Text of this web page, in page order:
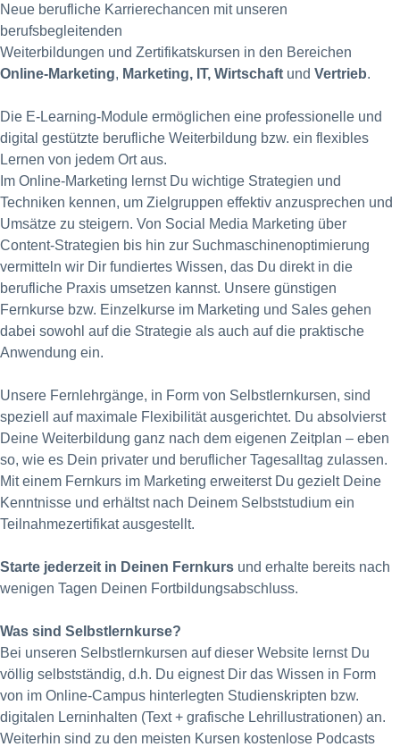
Neue berufliche Karrierechancen mit unseren
berufsbegleitenden
Weiterbildungen und Zertifikatskursen in den Bereichen
Online-Marketing, Marketing, IT, Wirtschaft und Vertrieb.
Die E-Learning-Module ermöglichen eine professionelle und
digital gestützte berufliche Weiterbildung bzw. ein flexibles
Lernen von jedem Ort aus.
Im Online-Marketing lernst Du wichtige Strategien und
Techniken kennen, um Zielgruppen effektiv anzusprechen und
Umsätze zu steigern. Von Social Media Marketing über
Content-Strategien bis hin zur Suchmaschinenoptimierung
vermitteln wir Dir fundiertes Wissen, das Du direkt in die
berufliche Praxis umsetzen kannst. Unsere günstigen
Fernkurse bzw. Einzelkurse im Marketing und Sales gehen
dabei sowohl auf die Strategie als auch auf die praktische
Anwendung ein.
Unsere Fernlehrgänge, in Form von Selbstlernkursen, sind
speziell auf maximale Flexibilität ausgerichtet. Du absolvierst
Deine Weiterbildung ganz nach dem eigenen Zeitplan – eben
so, wie es Dein privater und beruflicher Tagesalltag zulassen.
Mit einem Fernkurs im Marketing erweiterst Du gezielt Deine
Kenntnisse und erhältst nach Deinem Selbststudium ein
Teilnahmezertifikat ausgestellt.
Starte jederzeit in Deinen Fernkurs und erhalte bereits nach
wenigen Tagen Deinen Fortbildungsabschluss.
Was sind Selbstlernkurse?
Bei unseren Selbstlernkursen auf dieser Website lernst Du
völlig selbstständig, d.h. Du eignest Dir das Wissen in Form
von im Online-Campus hinterlegten Studienskripten bzw.
digitalen Lerninhalten (Text + grafische Lehrillustrationen) an.
Weiterhin sind zu den meisten Kursen kostenlose Podcasts